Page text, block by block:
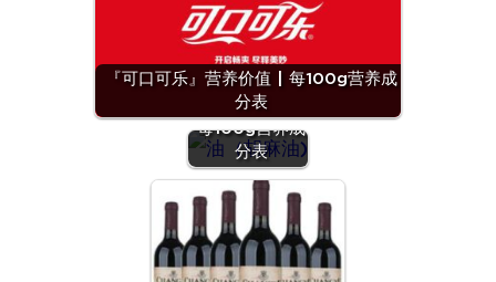
『可口可乐』营养价值 | 每100g营养成
分表
『油（胡麻
油)』营养价值 |
每100g营养成
分表